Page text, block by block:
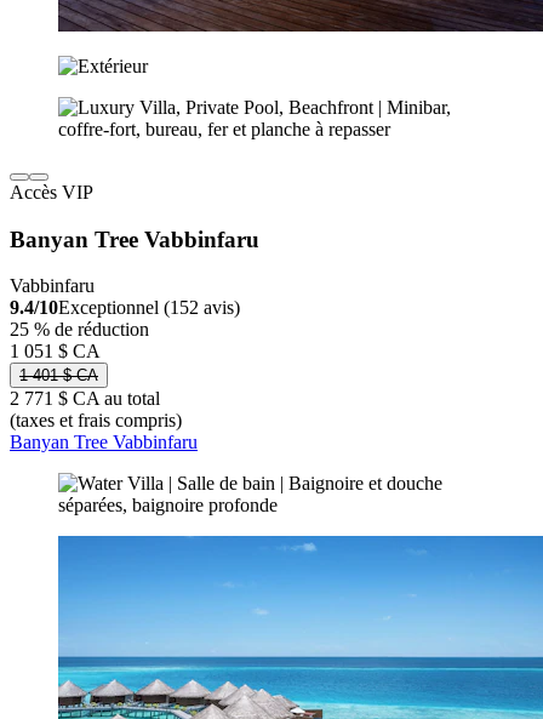
Accès VIP
Banyan Tree Vabbinfaru
Vabbinfaru
9.4/10Exceptionnel (152 avis)
25 % de réduction
1 051 $ CA
1 401 $ CA
2 771 $ CA au total
(taxes et frais compris)
Banyan Tree Vabbinfaru